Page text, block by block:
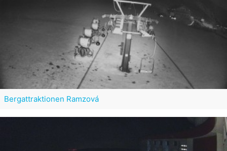
Bergattraktionen Ramzová